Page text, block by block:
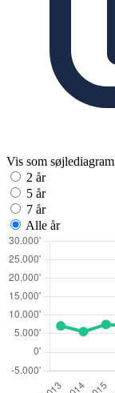
Vis som søjlediagram
2 år
5 år
7 år
Alle år